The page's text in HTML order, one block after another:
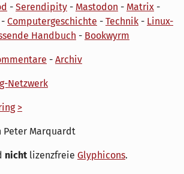
- Serendipity - Mastodon - Matrix -
- Computergeschichte - Technik - Linux-
Handbuch - Bookwyrm
- Archiv
Netzwerk
>
Peter Marquardt
nicht lizenzfreie Glyphicons.